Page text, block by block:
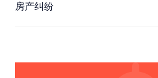
房产纠纷